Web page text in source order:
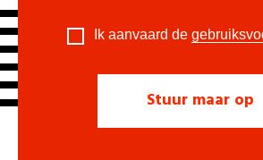
Ik aanvaard de